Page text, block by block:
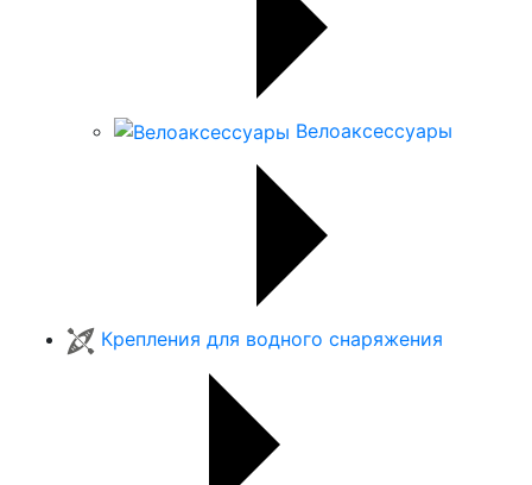
Велоаксессуары
Крепления для водного снаряжения